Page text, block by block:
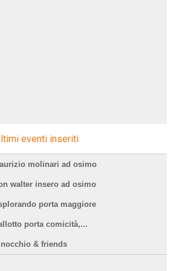
eventi inseriti
molinari ad osimo
walter insero ad osimo
porta maggiore
porta comicità,...
& friends